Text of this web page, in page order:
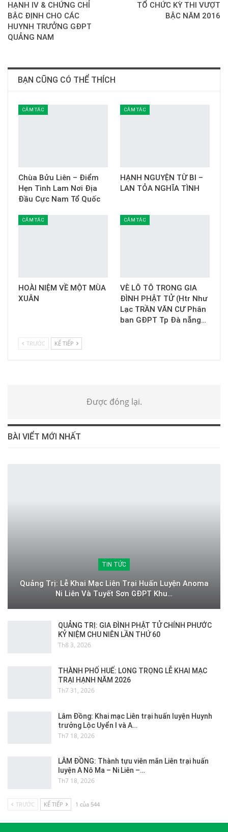
HẠNH IV & CHỨNG CHỈ
BẬC ĐỊNH CHO CÁC
HUYNH TRƯỞNG GĐPT
QUẢNG NAM
TỔ CHỨC KỲ THI VƯỢT
BẬC NĂM 2016
BẠN CŨNG CÓ THỂ THÍCH
CẢM TÁC
Chùa Bửu Liên – Điểm
Hẹn Tình Lam Nơi Địa
Đầu Cực Nam Tổ Quốc
CẢM TÁC
HẠNH NGUYỆN TỪ BI –
LAN TỎA NGHĨA TÌNH
CẢM TÁC
HOÀI NIỆM VỀ MỘT MÙA
XUÂN
CẢM TÁC
VÈ LÔ TÔ TRONG GIA
ĐÌNH PHẬT TỬ (Htr Như
Lạc TRẦN VĂN CƯ Phân
ban GĐPT Tp Đà nẵng…
TRƯỚC KẾ TIẾP
Được đóng lại.
BÀI VIỂT MỚI NHẤT
TIN TỨC
Quảng Trị: Lễ Khai Mạc Liên Trại Huấn Luyện Anoma
Ni Liên Và Tuyết Sơn GĐPT Khu…
QUẢNG TRỊ: GIA ĐÌNH PHẬT TỬ CHÍNH PHƯỚC
KỶ NIỆM CHU NIÊN LẦN THỨ 60
Th8 3, 2026
THÀNH PHỐ HUẾ: LONG TRỌNG LỄ KHAI MẠC
TRẠI HẠNH NĂM 2026
Th7 31, 2026
Lâm Đồng: Khai mạc Liên trại huấn luyện Huynh
trưởng Lộc Uyển I và A…
Th7 18, 2026
LÂM ĐỒNG: Thành tựu viên mãn Liên trại huấn
luyện A Nô Ma – Ni Liên –…
Th7 18, 2026
TRƯỚC KẾ TIẾP 1 của 544